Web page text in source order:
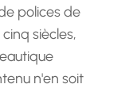
polices de
siècles,
n'en soit